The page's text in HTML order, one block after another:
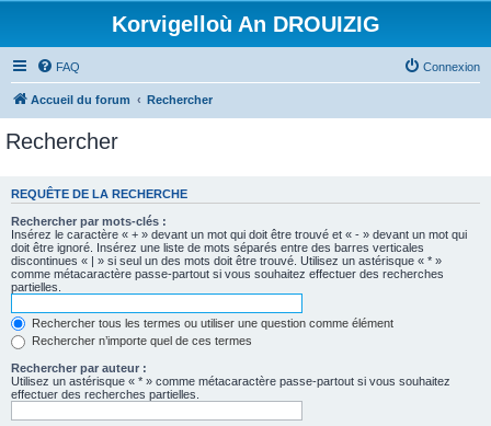
Korvigelloù An DROUIZIG
FAQ Connexion
Accueil du forum Rechercher
Rechercher
REQUÊTE DE LA RECHERCHE
Rechercher par mots-clés :
Insérez le caractère « + » devant un mot qui doit être trouvé et « - » devant un mot qui
doit être ignoré. Insérez une liste de mots séparés entre des barres verticales
discontinues « | » si seul un des mots doit être trouvé. Utilisez un astérisque « * »
comme métacaractère passe-partout si vous souhaitez effectuer des recherches
partielles.
Rechercher tous les termes ou utiliser une question comme élément
Rechercher n’importe quel de ces termes
Rechercher par auteur :
Utilisez un astérisque « * » comme métacaractère passe-partout si vous souhaitez
effectuer des recherches partielles.